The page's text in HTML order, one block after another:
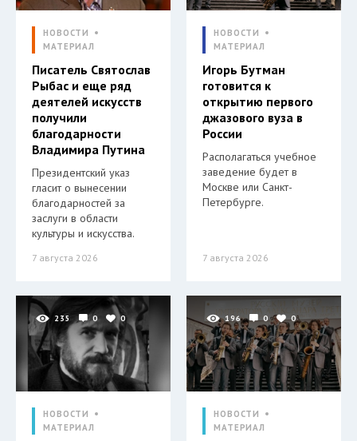
НОВОСТИ
МАТЕРИАЛ
Писатель Святослав
Рыбас и еще ряд
деятелей искусств
получили
благодарности
Владимира Путина
Президентский указ
гласит о вынесении
благодарностей за
заслуги в области
культуры и искусства.
7 августа 2026
НОВОСТИ
МАТЕРИАЛ
Игорь Бутман
готовится к
открытию первого
джазового вуза в
России
Располагаться учебное
заведение будет в
Москве или Санкт-
Петербурге.
7 августа 2026
235 0 0
НОВОСТИ
МАТЕРИАЛ
196 0 0
НОВОСТИ
МАТЕРИАЛ